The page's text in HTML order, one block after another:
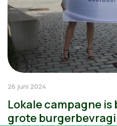
26 juni 2024
Lokale campagne
grote